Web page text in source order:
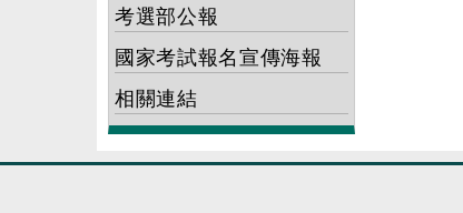
考選部公報
國家考試報名宣傳海報
相關連結